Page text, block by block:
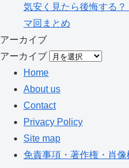
気安く見たら後悔する
マ回まとめ
アーカイブ
アーカイブ
Home
About us
Contact
Privacy Policy
Site map
免責事項・著作権・肖像